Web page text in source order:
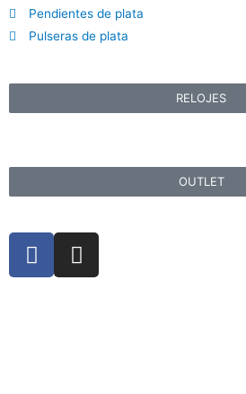
Pendientes de plata
Pulseras de plata
RELOJES
OUTLET
F
a
I
n